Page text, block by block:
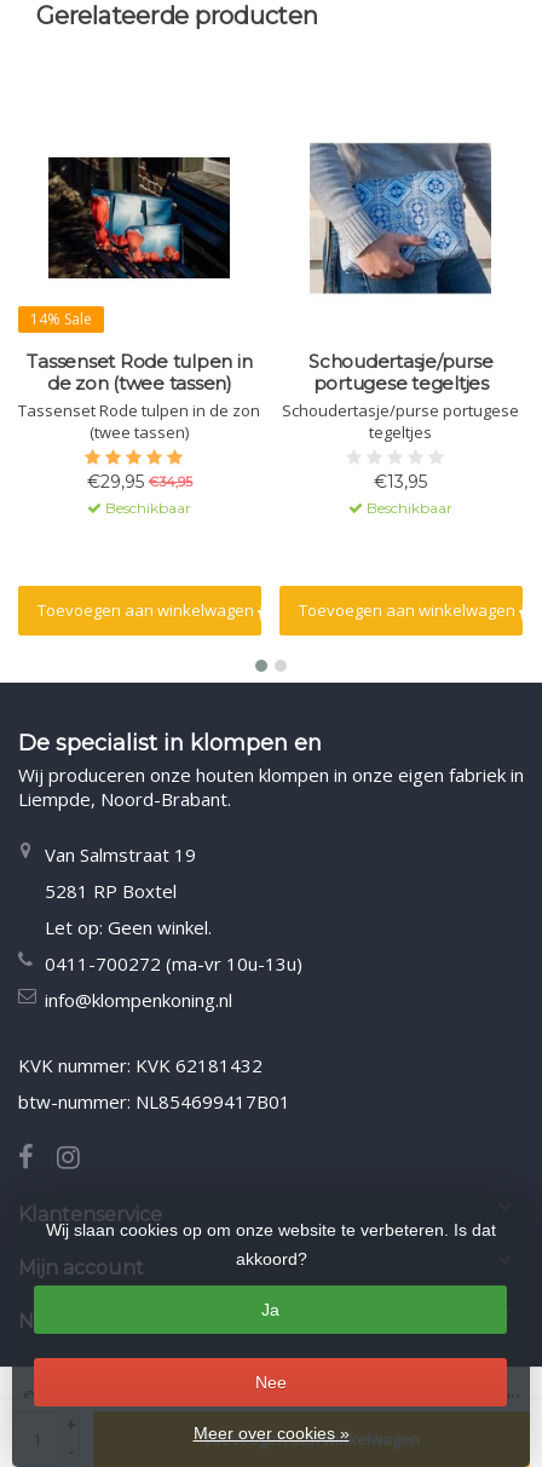
Toevoegen aan winkelwagen
Gerelateerde producten
14% Sale
Tassenset Rode tulpen in
de zon (twee tassen)
Tassenset Rode tulpen in de zon
(twee tassen)
€29,95 €34,95
Beschikbaar
Toevoegen aan winkelwagen
Schoudertasje/purse
portugese tegeltjes
Schoudertasje/purse portugese
tegeltjes
€13,95
Beschikbaar
Toevoegen aan winkelwagen
De specialist in klompen en
Wij produceren onze houten klompen in onze eigen fabriek in
Liempde, Noord-Brabant.
Van Salmstraat 19
5281 RP Boxtel
Let op: Geen winkel.
0411-700272 (ma-vr 10u-13u)
info@klompenkoning.nl
KVK nummer: KVK 62181432
btw-nummer: NL854699417B01
Klantenservice
Mijn account
Nieuwsbrief
Wij slaan cookies op om onze website te verbeteren. Is dat
akkoord?
Ja
Nee
Meer over cookies »
© Copyright 2026 Klompenkoning.nl
- Powered by
Lightspeed